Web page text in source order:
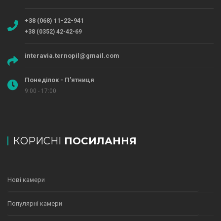
+38 (068) 11-22-941
+38 (0352) 42-42-69
interavia.ternopil@gmail.com
Понеділок - П'ятниця
9:00 - 17:00
КОРИСНІ ПОСИЛАННЯ
Нові камери
Популярні камери